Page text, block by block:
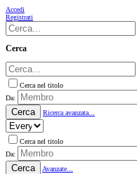
Accedi
Registrati
Cerca
Cerca nel titolo
Da:
Cerca Ricerca avanzata...
Cerca nel titolo
Da:
Cerca
Avanzate...